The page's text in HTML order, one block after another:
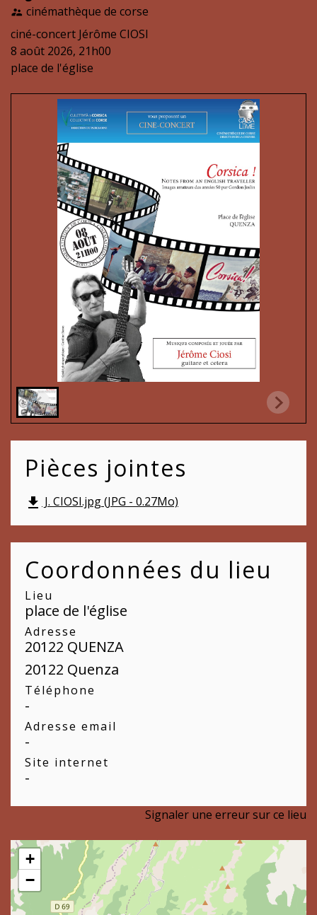
supervisor_account cinémathèque de corse
ciné-concert Jérôme CIOSI
8 août 2026, 21h00
place de l'église
Pièces jointes
file_download J. CIOSI.jpg (JPG - 0.27Mo)
Coordonnées du lieu
Lieu
place de l'église
Adresse
20122 QUENZA
20122 Quenza
Téléphone
-
Adresse email
-
Site internet
-
Signaler une erreur sur ce lieu
+
−